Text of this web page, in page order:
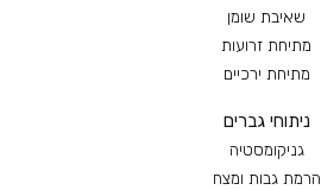
שאיבת שומן
מתיחת זרועות
מתיחת ירכיים
ניתוחי גברים
גניקומסטיה
הרמת גבות ומצח